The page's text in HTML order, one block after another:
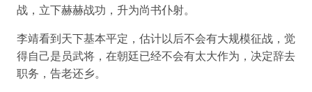
战，立下赫赫战功，升为尚书仆射。
李靖看到天下基本平定，估计以后不会有大规模征战，觉
得自己是员武将，在朝廷已经不会有太大作为，决定辞去
职务，告老还乡。